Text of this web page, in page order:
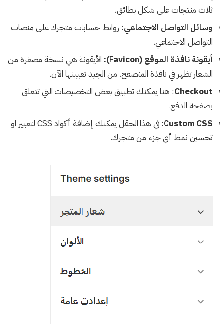
ثلاث منتجات على شكل بطائق.
وسائل التواصل الاجتماعي: روابط حسابات متجرك على منصات
التواصل الاجتماعي.
أيقونة نافذة الموقع (Favicon):
الأيقونة هي نسخة مصغرة من
الشعار تظهر في نافذة المتصفح. من الجيد تعيينها الآن.
Checkout: هنا يمكنك تطبيق بعض التخصيصات التي تتعلق
بصفحة الدفع.
Custom CSS:
في هذا الحقل يمكنك إضافة أكواد CSS لتغيير او
تحسين نمط أي جزء من متجرك.